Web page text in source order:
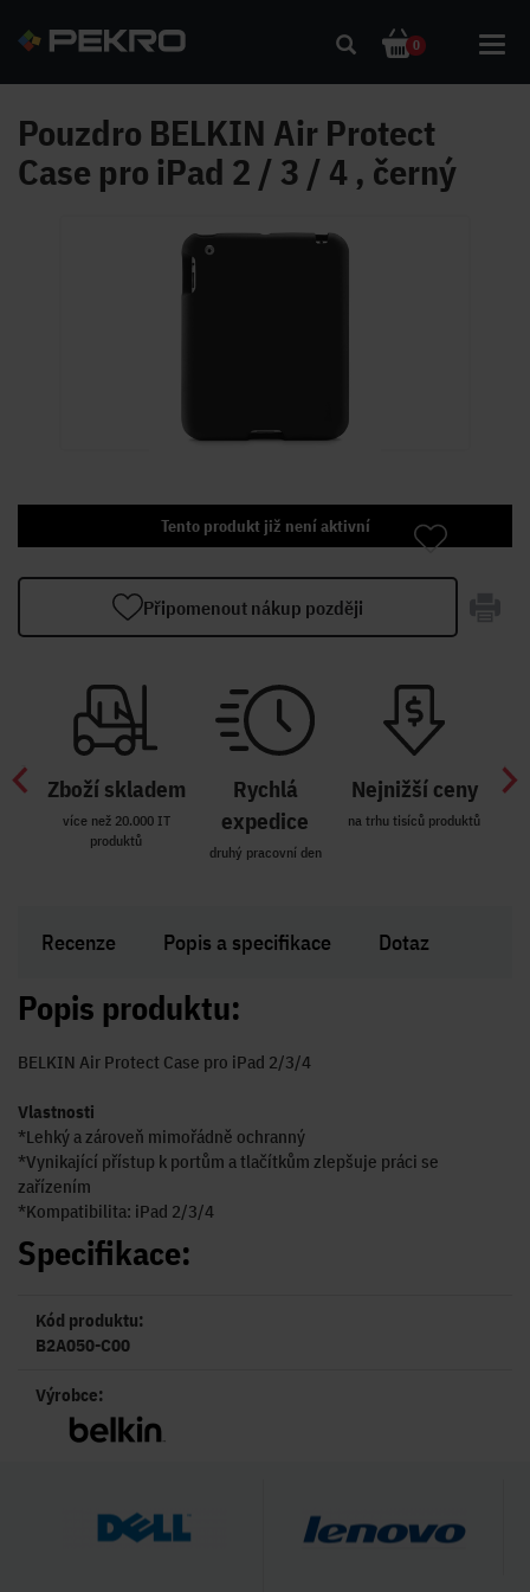
0
Pouzdro BELKIN Air Protect
Case pro iPad 2 / 3 / 4 , černý
Tento produkt již není aktivní
Připomenout nákup později
Zboží skladem
více než 20.000 IT
produktů
Rychlá
expedice
druhý pracovní den
Nejnižší ceny
na trhu tisíců produktů
Recenze Popis a specifikace Dotaz
Popis produktu:
BELKIN Air Protect Case pro iPad 2/3/4
Vlastnosti
*Lehký a zároveň mimořádně ochranný
*Vynikající přístup k portům a tlačítkům zlepšuje práci se
zařízením
*Kompatibilita: iPad 2/3/4
Specifikace:
Kód produktu:
B2A050-C00
Výrobce: